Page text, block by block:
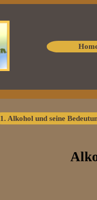
1. Alkohol und seine